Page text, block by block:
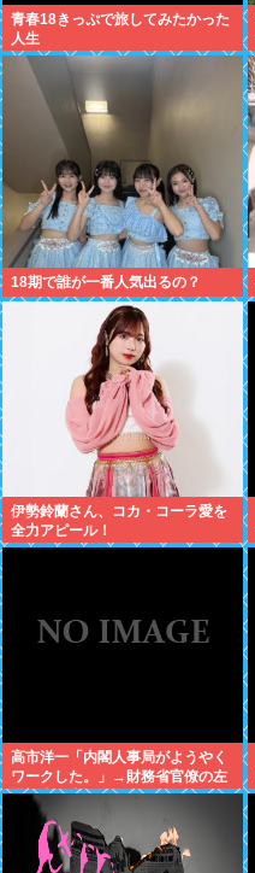
青春18きっぷで旅してみたかった
人生
18期で誰が一番人気出るの？
伊勢鈴蘭さん、コカ・コーラ愛を
全力アピール！
高市洋一「内閣人事局がようやく
ワークした。」→財務省官僚の左
遷記事を喜んでポスト